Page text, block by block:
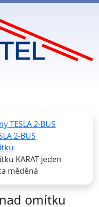
TESLA 2-BUS
2-BUS
KARAT jeden
měděná
omítku